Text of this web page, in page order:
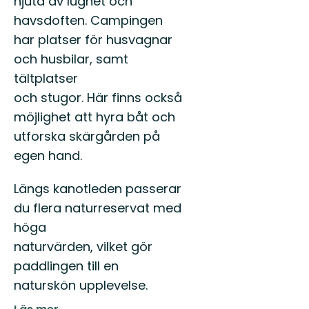
havsdoften. Campingen
har platser för husvagnar
och husbilar, samt
tältplatser
och stugor. Här finns också
möjlighet att hyra båt och
utforska skärgården på
egen hand.
Längs kanotleden passerar
du flera naturreservat med
höga
naturvärden, vilket gör
paddlingen till en
naturskön upplevelse.